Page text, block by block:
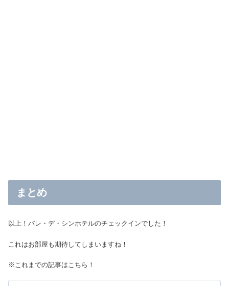
まとめ
以上！パレ・デ・シンホテルのチェックインでした！
これはお部屋も期待してしまいますね！
※これまでの記事はこちら！